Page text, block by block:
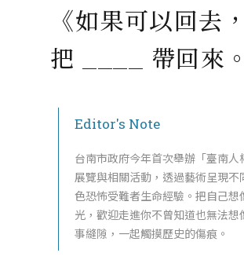
《如果可以回去
把 ____ 帶回來
Editor's Note
台南市政府今年首次舉辦「臺南人
展覽與相關活動，透過藝術呈現不
色恐怖受難者生命經驗。把自己想
光，歡迎走進你不曾知道也無法想
事縫隙，一起觸摸歷史的傷痕。